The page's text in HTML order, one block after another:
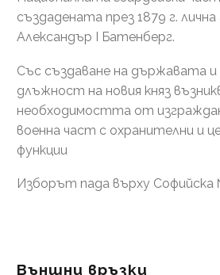
създадената през 1879 г. лична
Александър І Батенберг.
Със създаване на държавата
длъжност на новия княз
необходимостта от
военна част с охранителни и
функции
Изборът пада върху Софийска
Външни връзки